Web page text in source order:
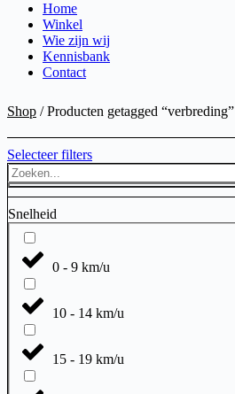
Home
Winkel
Wie zijn wij
Kennisbank
Contact
Shop / Producten getagged “verbreding”
Selecteer filters
Search
...
Snelheid
0 - 9 km/u
10 - 14 km/u
15 - 19 km/u